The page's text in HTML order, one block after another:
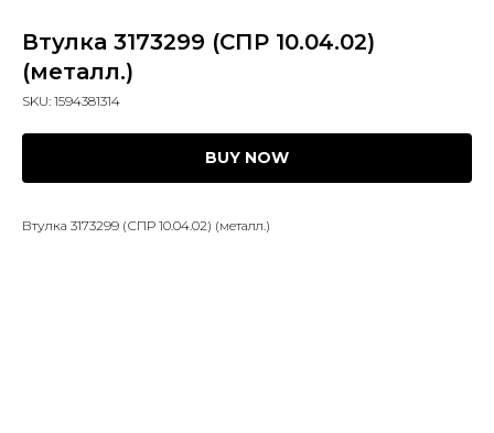
Втулка 3173299 (СПР 10.04.02)
(металл.)
SKU: 1594381314
BUY NOW
Втулка 3173299 (СПР 10.04.02) (металл.)